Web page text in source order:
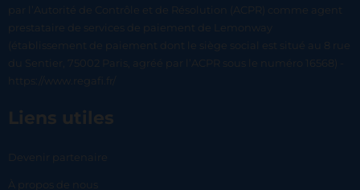
par l’Autorité de Contrôle et de Résolution (ACPR) comme agent
prestataire de services de paiement de Lemonway
(établissement de paiement dont le siège social est situé au 8 rue
du Sentier, 75002 Paris, agréé par l’ACPR sous le numéro 16568) -
https://www.regafi.fr/
Liens utiles
Devenir partenaire
À propos de nous